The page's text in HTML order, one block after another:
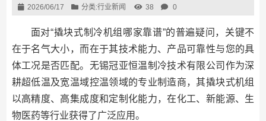
2026/06/17 分类:行业新闻 38 0
面对“撬块式制冷机组哪家靠谱”的普遍疑问，关键不
在于名气大小，而在于其技术能力、产品可靠性与您的具
体工况是否匹配。无锡冠亚恒温制冷技术有限公司作为深
耕超低温及宽温域控温领域的专业制造商，其撬块式机组
以高精度、高集成度和定制化能力，在化工、新能源、生
物医药等行业获得了广泛应用。